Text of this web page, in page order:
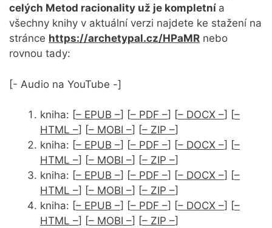
celých Metod racionality už je kompletní a
všechny knihy v aktuální verzi najdete ke stažení na
stránce https://archetypal.cz/HPaMR nebo
rovnou tady:
[- Audio na YouTube -]
kniha: [– EPUB –] [– PDF –] [– DOCX –] [–
HTML –] [– MOBI –] [– ZIP –]
kniha: [– EPUB –] [– PDF –] [– DOCX –] [–
HTML –] [– MOBI –] [– ZIP –]
kniha: [– EPUB –] [– PDF –] [– DOCX –] [–
HTML –] [– MOBI –] [– ZIP –]
kniha: [– EPUB –] [– PDF –] [– DOCX –] [–
HTML –] [– MOBI –] [– ZIP –]